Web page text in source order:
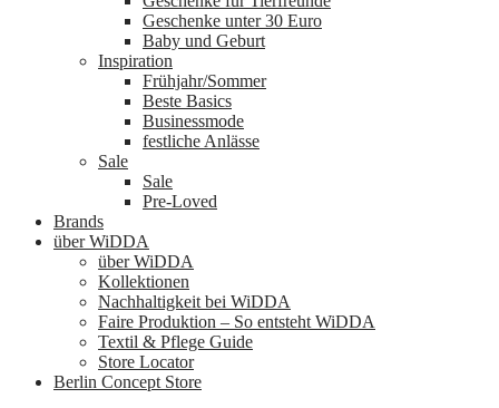
Geschenke unter 30 Euro
Baby und Geburt
Inspiration
Frühjahr/Sommer
Beste Basics
Businessmode
festliche Anlässe
Sale
Sale
Pre-Loved
Brands
über WiDDA
über WiDDA
Kollektionen
Nachhaltigkeit bei WiDDA
Faire Produktion – So entsteht WiDDA
Textil & Pflege Guide
Store Locator
Berlin Concept Store